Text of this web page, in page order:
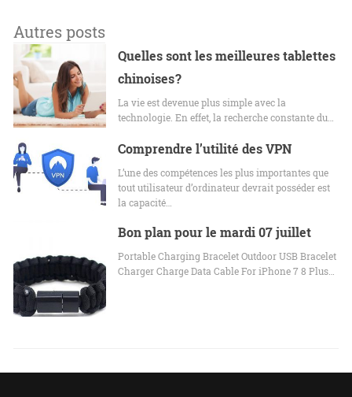
Autres posts
Quelles sont les meilleures tablettes
chinoises ?
La vie est devenue plus simple avec la
technologie. En effet, la recherche constante du…
Comprendre l’utilité des VPN
L’une des compétences les plus importantes que
tout utilisateur d’ordinateur devrait posséder est
la capacité…
Bon plan pour le mardi 07 juillet
Portable Charging Bracelet Outdoor USB Bracelet
Charger Charge Data Cable For iPhone 7 8 Plus…